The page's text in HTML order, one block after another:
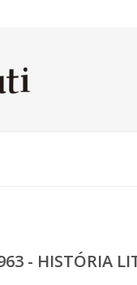
- HISTÓRIA